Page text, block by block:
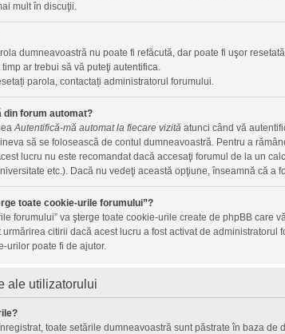
mult în discuţii.
dumneavoastră nu poate fi refăcută, dar poate fi uşor
ar trebui să vă puteţi autentifica.
parola, contactați administratorul forumului.
din forum automat?
Autentifică-mă automat la fiecare vizită atunci când vă
să se folosească de contul dumneavoastră. Pentru a
lucru nu este recomandat dacă accesaţi forumul de la un
etc.). Dacă nu vedeţi această opţiune, înseamnă că a
toate cookie-urile forumului”?
forumului” va şterge toate cookie-urile create de phpBB care
citirii dacă acest lucru a fost activat de
urilor poate fi de ajutor.
ale utilizatorului
toate setările dumneavoastră sunt păstrate în baza